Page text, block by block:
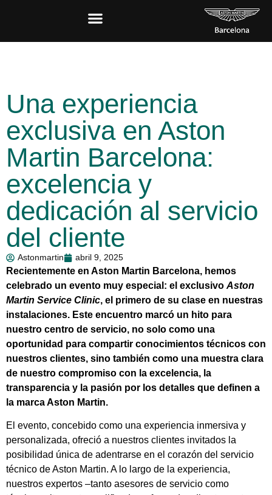
Una experiencia
exclusiva en Aston
Martin Barcelona:
excelencia y
dedicación al servicio
del cliente
Astonmartin abril 9, 2025
Recientemente en Aston Martin Barcelona, hemos
celebrado un evento muy especial: el exclusivo Aston
Martin Service Clinic, el primero de su clase en nuestras
instalaciones. Este encuentro marcó un hito para
nuestro centro de servicio, no solo como una
oportunidad para compartir conocimientos técnicos con
nuestros clientes, sino también como una muestra clara
de nuestro compromiso con la excelencia, la
transparencia y la pasión por los detalles que definen a
la marca Aston Martin.
El evento, concebido como una experiencia inmersiva y
personalizada, ofreció a nuestros clientes invitados la
posibilidad única de adentrarse en el corazón del servicio
técnico de Aston Martin. A lo largo de la experiencia,
nuestros expertos –tanto asesores de servicio como